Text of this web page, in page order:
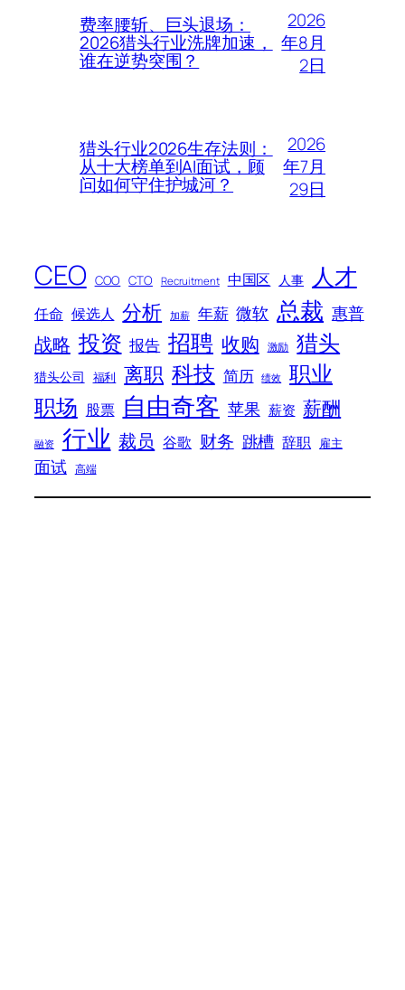
费率腰斩、巨头退场：
2026猎头行业洗牌加速，
谁在逆势突围？
2026
年8月
2日
猎头行业2026生存法则：
从十大榜单到AI面试，顾
问如何守住护城河？
2026
年7月
29日
CEO COO CTO Recruitment 中国区 人事 人才
任命 候选人 分析 加薪 年薪 微软 总裁 惠普
战略 投资 报告 招聘 收购 激励 猎头
猎头公司 福利 离职 科技 简历 绩效 职业
职场 股票 自由奇客 苹果 薪资 薪酬
融资 行业 裁员 谷歌 财务 跳槽 辞职 雇主
面试 高端